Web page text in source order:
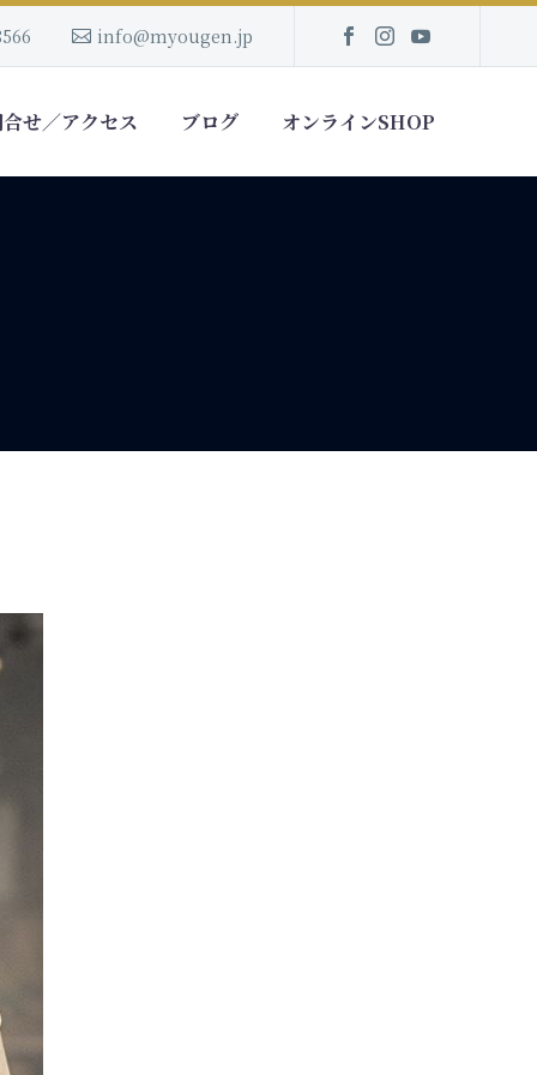
info@myougen.jp
せ／アクセス ブログ オンラインSHOP